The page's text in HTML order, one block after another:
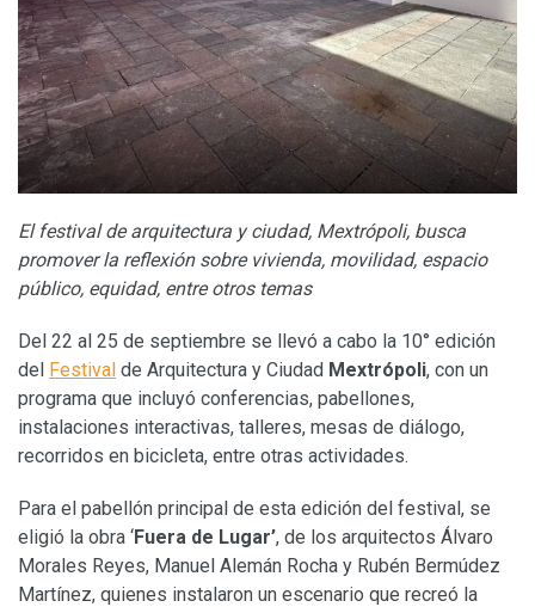
El festival de arquitectura y ciudad, Mextrópoli, busca
promover la reflexión sobre vivienda, movilidad, espacio
público, equidad, entre otros temas
Del 22 al 25 de septiembre se llevó a cabo la 10° edición
del Festival de Arquitectura y Ciudad Mextrópoli, con un
programa que incluyó conferencias, pabellones,
instalaciones interactivas, talleres, mesas de diálogo,
recorridos en bicicleta, entre otras actividades.
Para el pabellón principal de esta edición del festival, se
eligió la obra ‘Fuera de Lugar’, de los arquitectos Álvaro
Morales Reyes, Manuel Alemán Rocha y Rubén Bermúdez
Martínez, quienes instalaron un escenario que recreó la